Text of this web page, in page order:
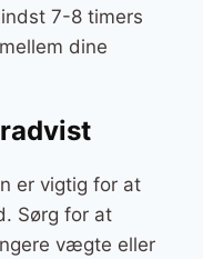
7-8 timers
dine
er vigtig for at
Sørg for at
vægte eller